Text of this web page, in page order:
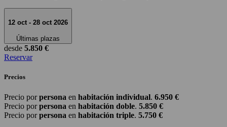
12 oct - 28 oct 2026
Últimas plazas
desde 5.850 €
Reservar
Precios
Precio porpersona en habitación individual. 6.950 €
Precio porpersona en habitación doble. 5.850 €
Precio porpersona en habitación triple. 5.750 €